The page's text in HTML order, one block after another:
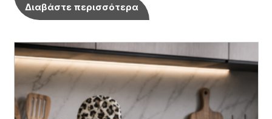
Διαβάστε περισσότερα